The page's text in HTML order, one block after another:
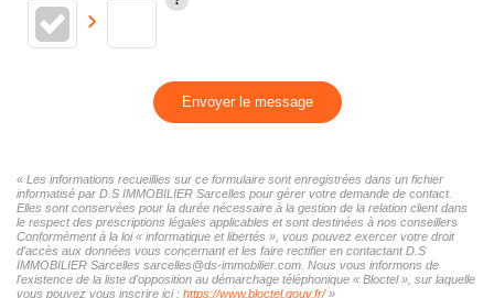
Envoyer le message
« Les informations recueillies sur ce formulaire sont enregistrées dans un fichier
informatisé par D.S IMMOBILIER Sarcelles pour gérer votre demande de contact.
Elles sont conservées pour la durée nécessaire à la gestion de la relation client dans
le respect des prescriptions légales applicables et sont destinées à nos conseillers
Conformément à la loi « informatique et libertés », vous pouvez exercer votre droit
d'accès aux données vous concernant et les faire rectifier en contactant D.S
IMMOBILIER Sarcelles sarcelles@ds-immobilier.com. Nous vous informons de
l'existence de la liste d'opposition au démarchage téléphonique « Bloctel », sur laquelle
vous pouvez vous inscrire ici : https://www.bloctel.gouv.fr/»